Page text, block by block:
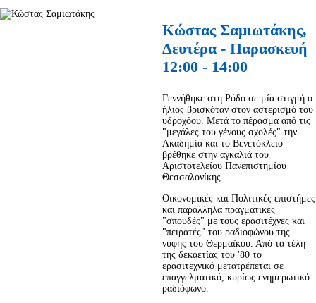
Κώστας Σαμιωτάκης,
Δευτέρα - Παρασκευή
12:00 - 14:00
Γεννήθηκε στη Ρόδο σε μία στιγμή ο
ήλιος βρισκόταν στον αστερισμό του
υδροχόου. Μετά το πέρασμα από τις
"μεγάλες του γένους σχολές" την
Ακαδημία και το Βενετόκλειο
βρέθηκε στην αγκαλιά του
Αριστοτελείου Πανεπιστημίου
Θεσσαλονίκης.
Οικονομικές και Πολιτικές επιστήμες
και παράλληλα πραγματικές
"σπουδές" με τους ερασιτέχνες και
"πειρατές" του ραδιοφώνου της
νύφης του Θερμαϊκού. Από τα τέλη
της δεκαετίας του '80 το
ερασιτεχνικό μετατρέπεται σε
επαγγελματικό, κυρίως ενημερωτικό
ραδιόφωνο.